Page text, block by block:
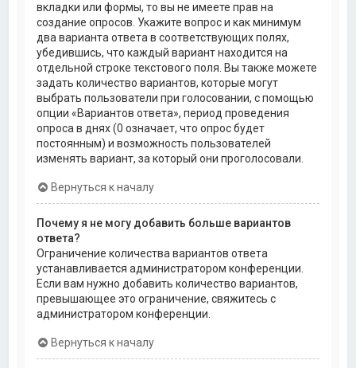
вкладки или формы, то вы не имеете прав на
создание опросов. Укажите вопрос и как минимум
два варианта ответа в соответствующих полях,
убедившись, что каждый вариант находится на
отдельной строке текстового поля. Вы также можете
задать количество вариантов, которые могут
выбрать пользователи при голосовании, с помощью
опции «Вариантов ответа», период проведения
опроса в днях (0 означает, что опрос будет
постоянным) и возможность пользователей
изменять вариант, за который они проголосовали.
Вернуться к началу
Почему я не могу добавить больше вариантов
ответа?
Ограничение количества вариантов ответа
устанавливается администратором конференции.
Если вам нужно добавить количество вариантов,
превышающее это ограничение, свяжитесь с
администратором конференции.
Вернуться к началу